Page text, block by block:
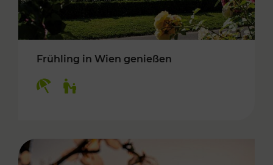
Frühling in Wien genießen